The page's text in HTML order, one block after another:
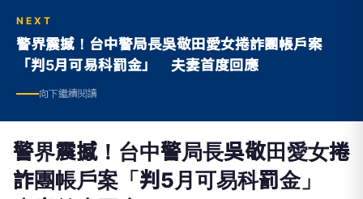
NEXT
警界震撼！台中警局長吳敬田愛女捲詐團帳戶案
「判5月可易科罰金」 夫妻首度回應
向下繼續閱讀
警界震撼！台中警局長吳敬田愛女捲
詐團帳戶案「判5月可易科罰金」